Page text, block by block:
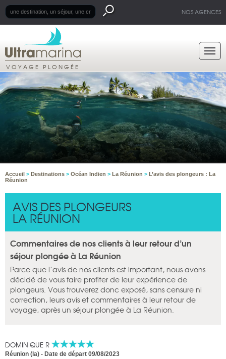
NOS AGENCES
VOYAGE PLONGÉE
Accueil > Destinations > Océan Indien > La Réunion > L’avis des plongeurs : La
Réunion
AVIS DES PLONGEURS
LA RÉUNION
Commentaires de nos clients à leur retour d’un
séjour plongée à La Réunion
Parce que l’avis de nos clients est important, nous avons
décidé de vous faire profiter de leur expérience de
plongeurs. Vous trouverez donc exposé, sans censure ni
correction, leurs avis et commentaires à leur retour de
voyage, après un séjour plongée à La Réunion.
DOMINIQUE R
Réunion (la) - Date de départ 09/08/2023